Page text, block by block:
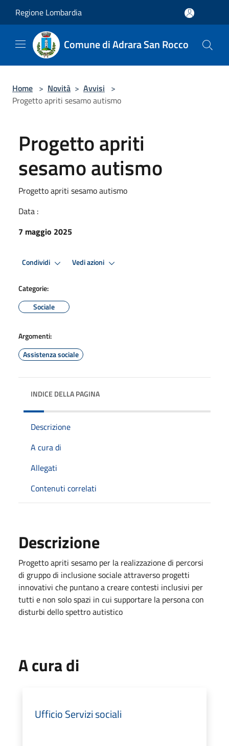
Regione Lombardia
Comune di Adrara San Rocco
Home > Novità > Avvisi >
Progetto apriti sesamo autismo
Progetto apriti
sesamo autismo
Progetto apriti sesamo autismo
Data :
7 maggio 2025
Condividi Vedi azioni
Categorie:
Sociale
Argomenti:
Assistenza sociale
INDICE DELLA PAGINA
Descrizione
A cura di
Allegati
Contenuti correlati
Descrizione
Progetto apriti sesamo per la realizzazione di percorsi
di gruppo di inclusione sociale attraverso progetti
innovativi che puntano a creare contesti inclusivi per
tutti e non solo spazi in cui supportare la persona con
disturbi dello spettro autistico
A cura di
Ufficio Servizi sociali